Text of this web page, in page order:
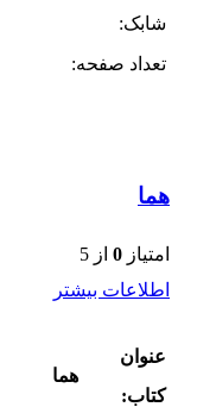
شابک:
تعداد صفحه:
هما
امتیاز 0 از 5
اطلاعات بیشتر
عنوان
کتاب:
هما